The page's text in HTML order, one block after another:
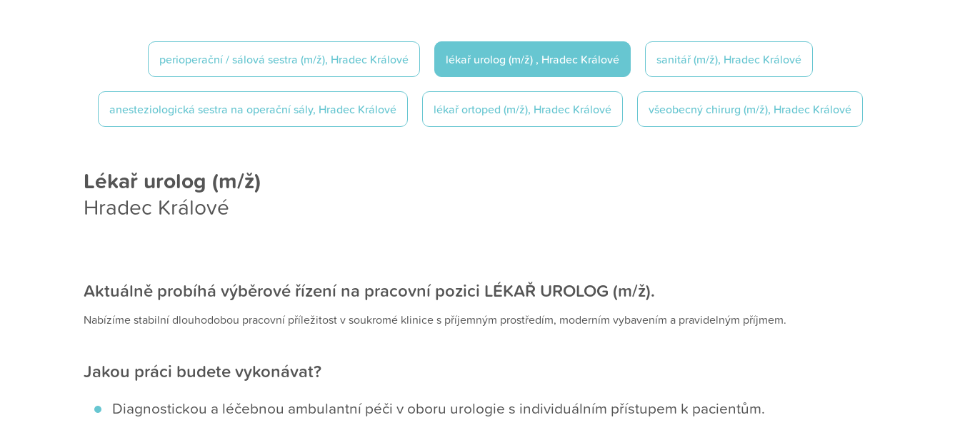
Perioperační / sálová sestra (m/ž), Hradec Králové Lékař urolog (m/ž) , Hradec Králové Sanitář (m/ž), Hradec Králové
Anesteziologická sestra na operační sály, Hradec Králové Lékař ortoped (m/ž), Hradec Králové Všeobecný chirurg (m/ž), Hradec Králové
Lékař urolog (m/ž)
Hradec Králové
Aktuálně probíhá výběrové řízení na pracovní pozici LÉKAŘ UROLOG (m/ž).
Nabízíme stabilní dlouhodobou pracovní příležitost v soukromé klinice s příjemným prostředím, moderním vybavením a pravidelným příjmem.
Jakou práci budete vykonávat?
Diagnostickou a léčebnou ambulantní péči v oboru urologie s individuálním přístupem k pacientům.